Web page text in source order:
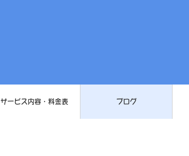
サービス内容・料金表 ブログ